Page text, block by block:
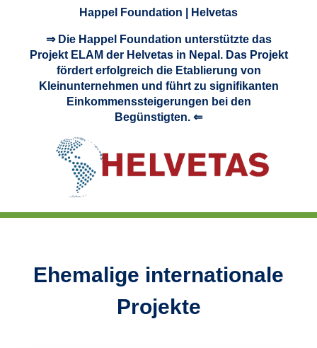
Happel Foundation | Helvetas
⇒ Die Happel Foundation unterstützte das
Projekt ELAM der Helvetas in Nepal. Das Projekt
fördert erfolgreich die Etablierung von
Kleinunternehmen und führt zu signifikanten
Einkommenssteigerungen bei den
Begünstigten. ⇐
Ehemalige internationale
Projekte